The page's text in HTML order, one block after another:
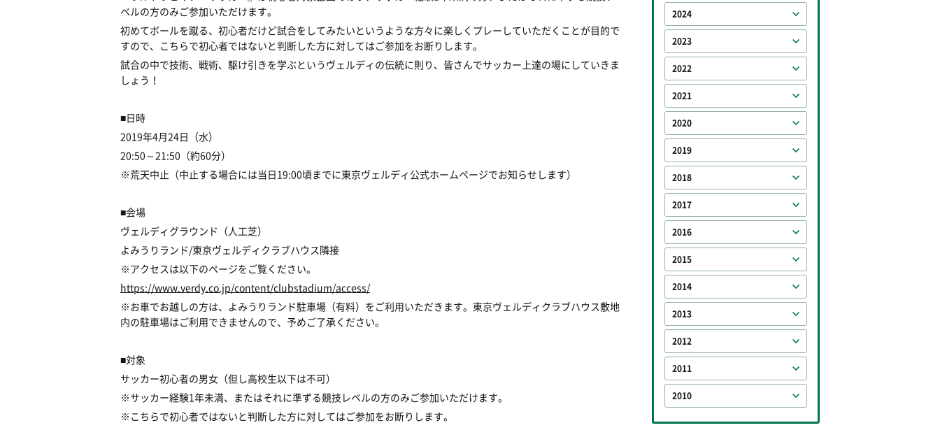
ベルの方のみご参加いただけます。
初めてボールを蹴る、初心者だけど試合をしてみたいというような方々に楽しくプレーしていただくことが目的で
すので、こちらで初心者ではないと判断した方に対してはご参加をお断りします。
試合の中で技術、戦術、駆け引きを学ぶというヴェルディの伝統に則り、皆さんでサッカー上達の場にしていきま
しょう！
■日時
2019年4月24日（水）
20:50～21:50（約60分）
※荒天中止（中止する場合には当日19:00頃までに東京ヴェルディ公式ホームページでお知らせします）
■会場
ヴェルディグラウンド（人工芝）
よみうりランド/東京ヴェルディクラブハウス隣接
※アクセスは以下のページをご覧ください。
https://www.verdy.co.jp/content/clubstadium/access/
※お車でお越しの方は、よみうりランド駐車場（有料）をご利用いただきます。東京ヴェルディクラブハウス敷地
内の駐車場はご利用できませんので、予めご了承ください。
■対象
サッカー初心者の男女（但し高校生以下は不可）
※サッカー経験1年未満、またはそれに準ずる競技レベルの方のみご参加いただけます。
※こちらで初心者ではないと判断した方に対してはご参加をお断りします。
2024
2023
2022
2021
2020
2019
2018
2017
2016
2015
2014
2013
2012
2011
2010